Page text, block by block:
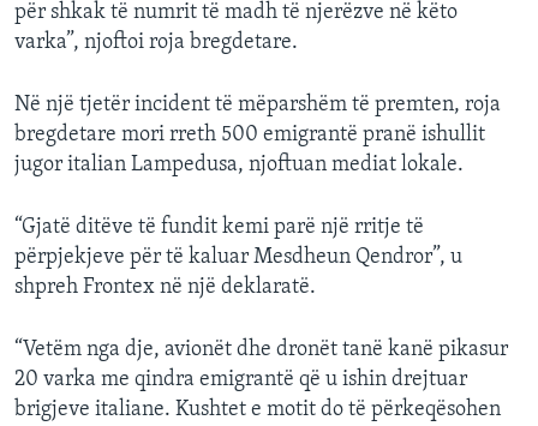
për shkak të numrit të madh të njerëzve në këto
varka”, njoftoi roja bregdetare.
Në një tjetër incident të mëparshëm të premten, roja
bregdetare mori rreth 500 emigrantë pranë ishullit
jugor italian Lampedusa, njoftuan mediat lokale.
“Gjatë ditëve të fundit kemi parë një rritje të
përpjekjeve për të kaluar Mesdheun Qendror”, u
shpreh Frontex në një deklaratë.
“Vetëm nga dje, avionët dhe dronët tanë kanë pikasur
20 varka me qindra emigrantë që u ishin drejtuar
brigjeve italiane. Kushtet e motit do të përkeqësohen